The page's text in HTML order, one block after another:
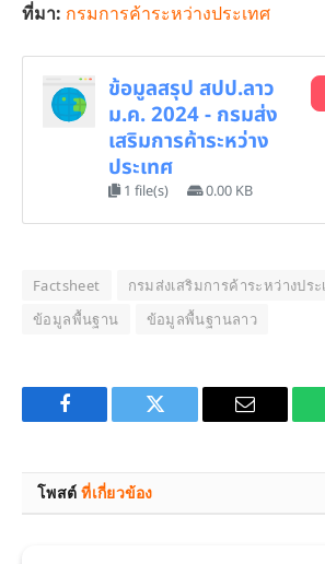
ที่มา: กรมการค้าระหว่างประเทศ
ข้อมูลสรุป สปป.ลาว
ม.ค. 2024 - กรมส่ง
เสริมการค้าระหว่าง
ประเทศ
1 file(s) 0.00 KB
Factsheet
กรมส่งเสริมการค้าระหว่างประ
ข้อมูลพื้นฐาน
ข้อมูลพื้นฐานลาว
Facebook Twitter Email
โพสต์ที่เกี่ยวข้อง